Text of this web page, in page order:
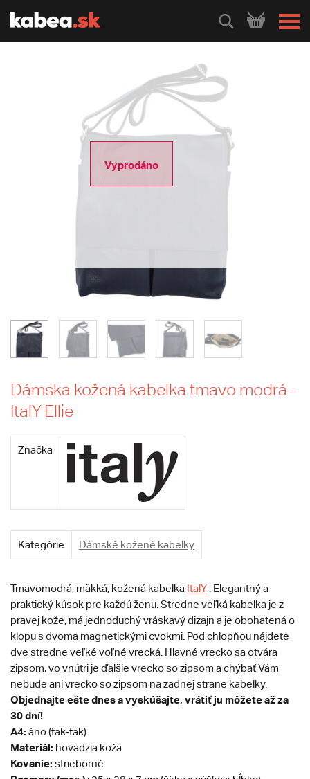
HLEDEJ
Vyprodáno
Dámska kožená kabelka tmavo modrá -
ItalY Ellie
Značka
Kategórie Dámské kožené kabelky
Tmavomodrá, mäkká, kožená kabelka ItalY . Elegantný a
praktický kúsok pre každú ženu. Stredne veľká kabelka je z
pravej kože, má jednoduchý vráskavý dizajn a je obohatená o
klopu s dvoma magnetickými cvokmi. Pod chlopňou nájdete
dve stredne veľké voľné vrecká. Hlavné vrecko sa otvára
zipsom, vo vnútri je ďalšie vrecko so zipsom a chýbať Vám
nebude ani vrecko so zipsom na zadnej strane kabelky.
Objednajte ešte dnes a vyskúšajte, vrátiť ju môžete až za
30 dní!
A4: áno (tak-tak)
Materiál: hovädzia koža
Kovanie: strieborné